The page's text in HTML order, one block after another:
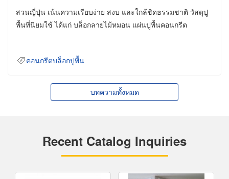
สวนญี่ปุ่น เน้นความเรียบง่าย สงบ และใกล้ชิดธรรมชาติ วัสดุปู
พื้นที่นิยมใช้ ได้แก่ บล็อกลายไม้หมอน แผ่นปูพื้นคอนกรีต
คอนกรีตบล็อกปูพื้น
บทความทั้งหมด
Recent Catalog Inquiries